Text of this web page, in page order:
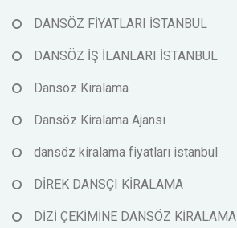
DANSÖZ FİYATLARI İSTANBUL
DANSÖZ İŞ İLANLARI İSTANBUL
Dansöz Kiralama
Dansöz Kiralama Ajansı
dansöz kiralama fiyatları istanbul
DİREK DANSÇI KİRALAMA
DİZİ ÇEKİMİNE DANSÖZ KİRALAMA